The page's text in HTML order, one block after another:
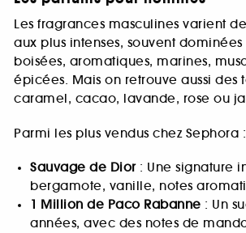
Les fragrances masculines varient
aux plus intenses, souvent
boisées, aromatiques, marines,
épicées. Mais on retrouve aussi des
caramel, cacao, lavande, rose ou
Parmi les plus vendus chez Sephora :
Sauvage de Dior: Une signature
bergamote, vanille, notes
1 Million de Paco Rabanne : Un
années, avec des notes de